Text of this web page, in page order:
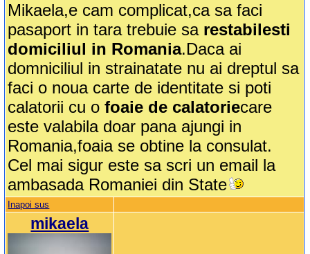
Mikaela,e cam complicat,ca sa faci
pasaport in tara trebuie sa restabilesti
domiciliul in Romania.Daca ai
domniciliul in strainatate nu ai dreptul sa
faci o noua carte de identitate si poti
calatorii cu ofoaie de calatoriecare
este valabila doar pana ajungi in
Romania,foaia se obtine la consulat.
Cel mai sigur este sa scri un email la
ambasada Romaniei din State
Inapoi sus
mikaela